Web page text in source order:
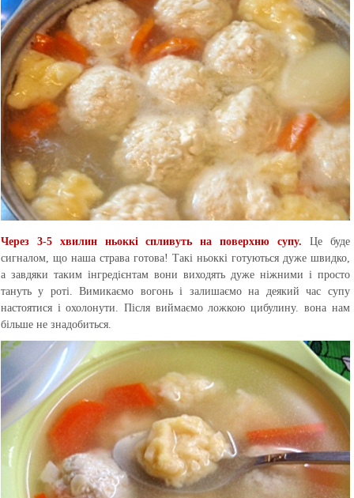
Через 3-5 хвилин ньоккі спливуть на поверхню супу. Це буде
сигналом, що наша страва готова! Такі ньоккі готуються дуже швидко,
а завдяки таким інгредієнтам вони виходять дуже ніжними і просто
тануть у роті. Вимикаємо вогонь і залишаємо на деякий час супу
настоятися і охолонути. Після виймаємо ложкою цибулину. вона нам
більше не знадобиться.